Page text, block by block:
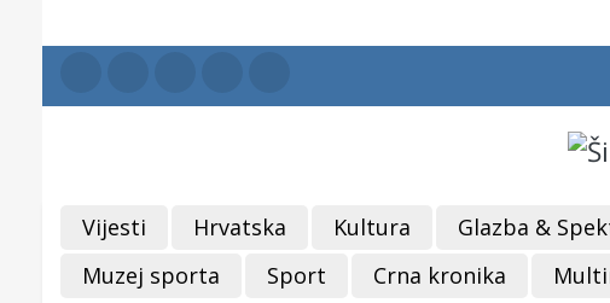
Vijesti Hrvatska Kultura Glazba &
Muzej sporta
Sport Crna kronika